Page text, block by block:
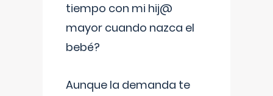
tiempo con mi hij@
mayor cuando nazca el
bebé?
Aunque la demanda te